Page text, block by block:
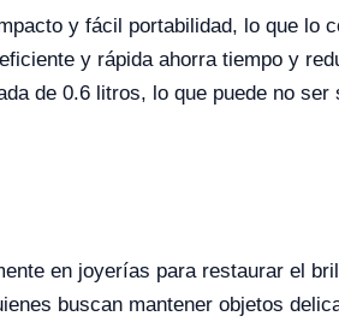
y fácil portabilidad, lo que lo
y rápida ahorra tiempo y
de 0.6 litros, lo que puede no
en joyerías para restaurar el
buscan mantener objetos